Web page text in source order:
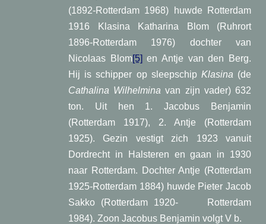
(1892-Rotterdam 1968) huwde Rotterdam
1916 Klasina Katharina Blom (Ruhrort
1896-Rotterdam 1976) dochter van
Nicolaas Blom[5] en Antje van den Berg.
Hij is schipper op sleepschip Klasina (de
Cathalina Wilhelminavan zijn vader) 632
ton. Uit hen 1. Jacobus Benjamin
(Rotterdam 1917), 2. Antje (Rotterdam
1925). Gezin vestigt zich 1923 vanuit
Dordrecht in Halsteren en gaan in 1930
naar Rotterdam. Dochter Antje (Rotterdam
1925-Rotterdam 1884) huwde Pieter Jacob
Sakko (Rotterdam 1920- Rotterdam
1984). Zoon Jacobus Benjamin volgt V b.